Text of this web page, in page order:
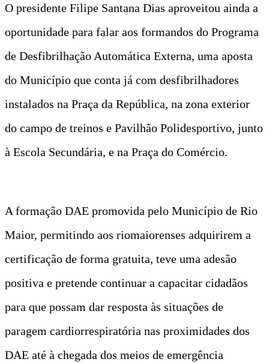
O presidente Filipe Santana Dias aproveitou ainda a
oportunidade para falar aos formandos do Programa
de Desfibrilhação Automática Externa, uma aposta
do Município que conta já com desfibrilhadores
instalados na Praça da República, na zona exterior
do campo de treinos e Pavilhão Polidesportivo, junto
à Escola Secundária, e na Praça do Comércio.
A formação DAE promovida pelo Município de Rio
Maior, permitindo aos riomaiorenses adquirirem a
certificação de forma gratuita, teve uma adesão
positiva e pretende continuar a capacitar cidadãos
para que possam dar resposta às situações de
paragem cardiorrespiratória nas proximidades dos
DAE até à chegada dos meios de emergência